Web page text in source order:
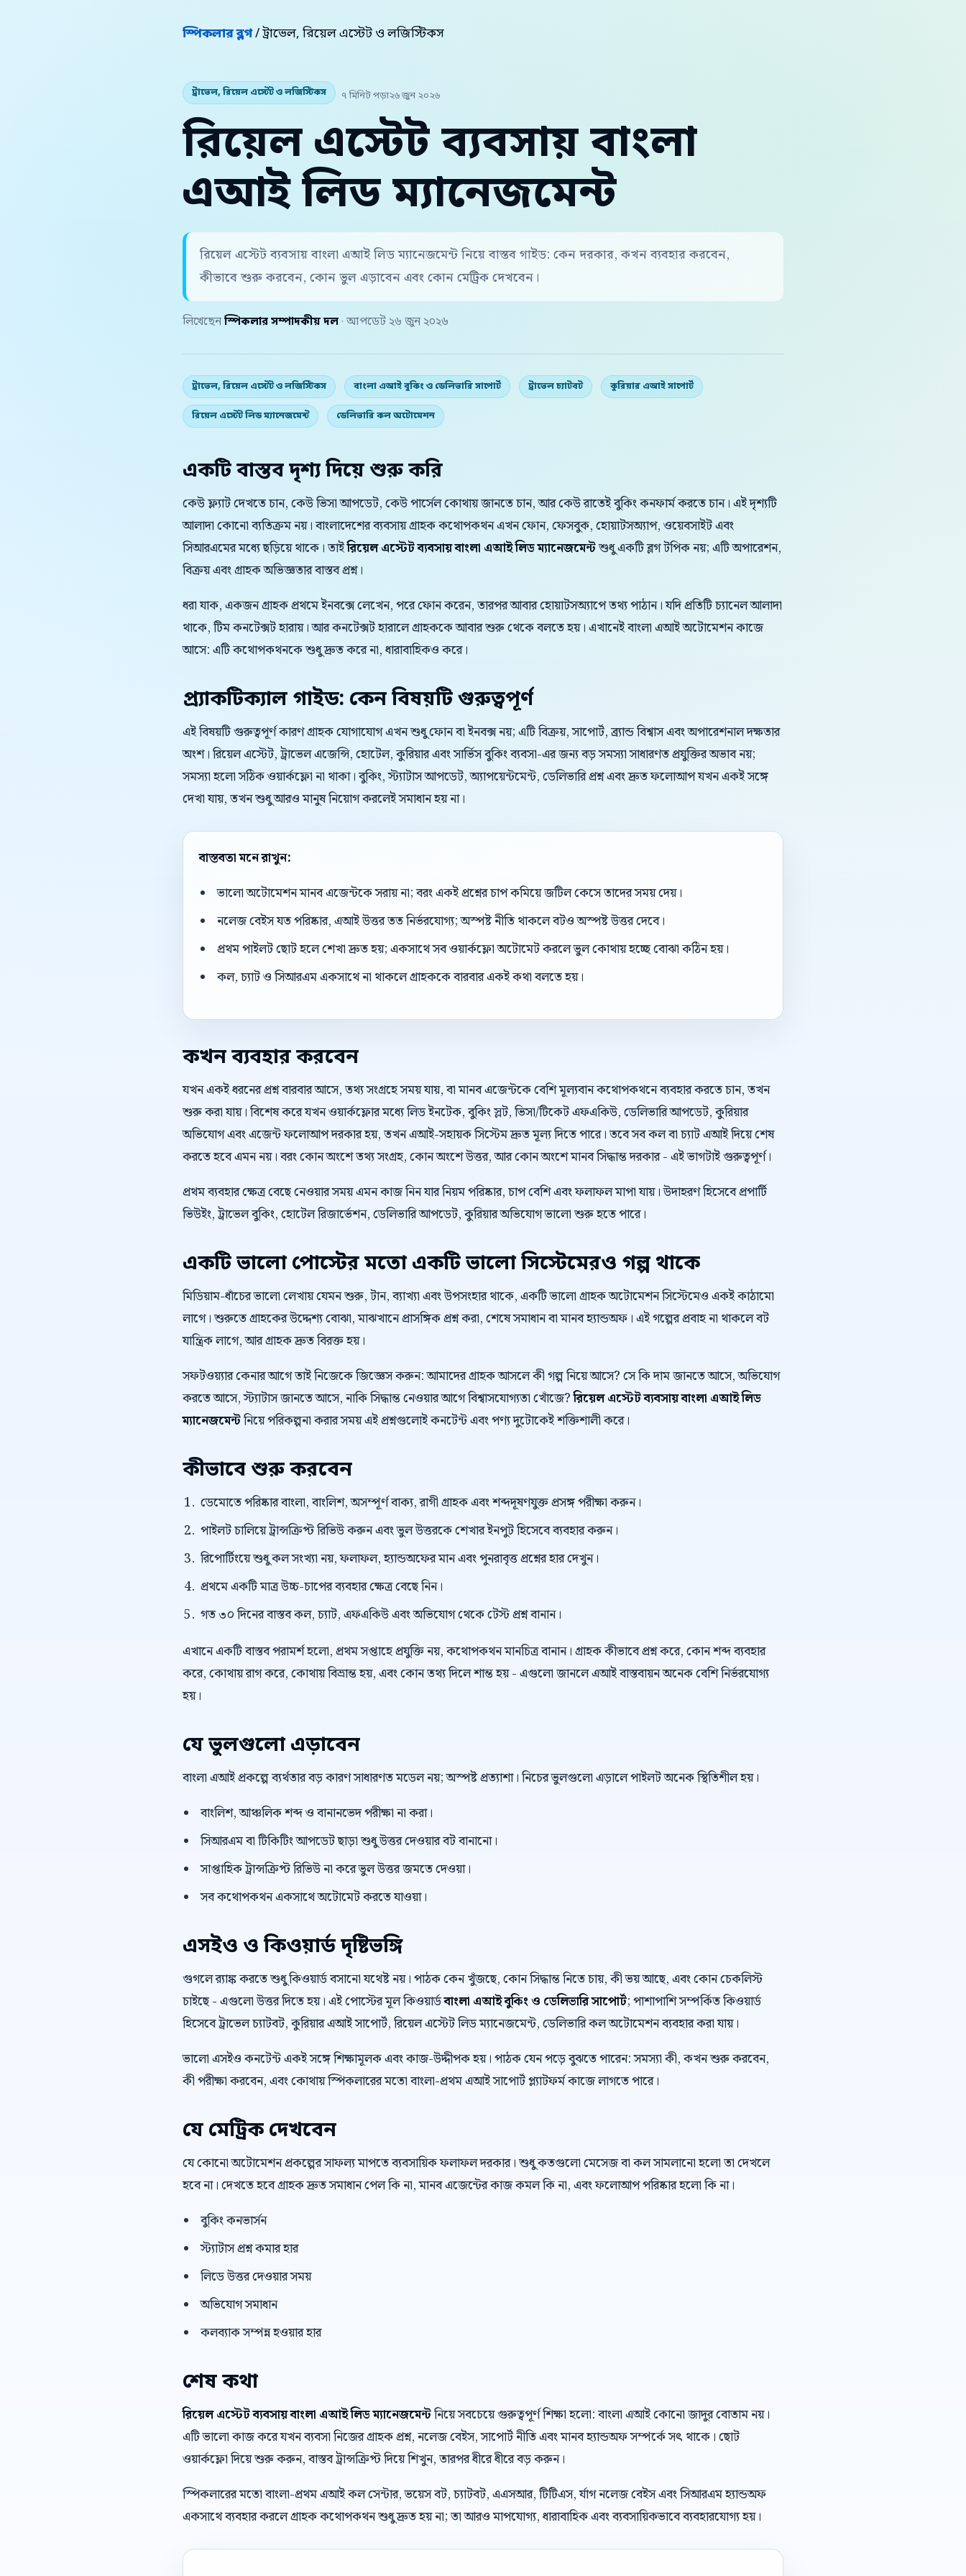
স্পিকলার ব্লগ/ ট্রাভেল, রিয়েল এস্টেট ও লজিস্টিকস
ট্রাভেল, রিয়েল এস্টেট ও লজিস্টিকস ৭ মিনিট পড়া২৬ জুন ২০২৬
রিয়েল এস্টেট ব্যবসায় বাংলা
এআই লিড ম্যানেজমেন্ট
রিয়েল এস্টেট ব্যবসায় বাংলা এআই লিড ম্যানেজমেন্ট নিয়ে বাস্তব গাইড: কেন দরকার, কখন ব্যবহার করবেন,
কীভাবে শুরু করবেন, কোন ভুল এড়াবেন এবং কোন মেট্রিক দেখবেন।
লিখেছেন স্পিকলার সম্পাদকীয় দল · আপডেট ২৬ জুন ২০২৬
ট্রাভেল, রিয়েল এস্টেট ও লজিস্টিকস বাংলা এআই বুকিং ও ডেলিভারি সাপোর্ট ট্রাভেল চ্যাটবট কুরিয়ার এআই সাপোর্ট
রিয়েল এস্টেট লিড ম্যানেজমেন্ট ডেলিভারি কল অটোমেশন
একটি বাস্তব দৃশ্য দিয়ে শুরু করি
কেউ ফ্ল্যাট দেখতে চান, কেউ ভিসা আপডেট, কেউ পার্সেল কোথায় জানতে চান, আর কেউ রাতেই বুকিং কনফার্ম করতে চান। এই দৃশ্যটি
আলাদা কোনো ব্যতিক্রম নয়। বাংলাদেশের ব্যবসায় গ্রাহক কথোপকথন এখন ফোন, ফেসবুক, হোয়াটসঅ্যাপ, ওয়েবসাইট এবং
সিআরএমের মধ্যে ছড়িয়ে থাকে। তাইরিয়েল এস্টেট ব্যবসায় বাংলা এআই লিড ম্যানেজমেন্টশুধু একটি ব্লগ টপিক নয়; এটি অপারেশন,
বিক্রয় এবং গ্রাহক অভিজ্ঞতার বাস্তব প্রশ্ন।
ধরা যাক, একজন গ্রাহক প্রথমে ইনবক্সে লেখেন, পরে ফোন করেন, তারপর আবার হোয়াটসঅ্যাপে তথ্য পাঠান। যদি প্রতিটি চ্যানেল আলাদা
থাকে, টিম কনটেক্সট হারায়। আর কনটেক্সট হারালে গ্রাহককে আবার শুরু থেকে বলতে হয়। এখানেই বাংলা এআই অটোমেশন কাজে
আসে: এটি কথোপকথনকে শুধু দ্রুত করে না, ধারাবাহিকও করে।
প্র্যাকটিক্যাল গাইড: কেন বিষয়টি গুরুত্বপূর্ণ
এই বিষয়টি গুরুত্বপূর্ণ কারণ গ্রাহক যোগাযোগ এখন শুধু ফোন বা ইনবক্স নয়; এটি বিক্রয়, সাপোর্ট, ব্র্যান্ড বিশ্বাস এবং অপারেশনাল দক্ষতার
অংশ। রিয়েল এস্টেট, ট্রাভেল এজেন্সি, হোটেল, কুরিয়ার এবং সার্ভিস বুকিং ব্যবসা-এর জন্য বড় সমস্যা সাধারণত প্রযুক্তির অভাব নয়;
সমস্যা হলো সঠিক ওয়ার্কফ্লো না থাকা। বুকিং, স্ট্যাটাস আপডেট, অ্যাপয়েন্টমেন্ট, ডেলিভারি প্রশ্ন এবং দ্রুত ফলোআপ যখন একই সঙ্গে
দেখা যায়, তখন শুধু আরও মানুষ নিয়োগ করলেই সমাধান হয় না।
বাস্তবতা মনে রাখুন:
ভালো অটোমেশন মানব এজেন্টকে সরায় না; বরং একই প্রশ্নের চাপ কমিয়ে জটিল কেসে তাদের সময় দেয়।
নলেজ বেইস যত পরিষ্কার, এআই উত্তর তত নির্ভরযোগ্য; অস্পষ্ট নীতি থাকলে বটও অস্পষ্ট উত্তর দেবে।
প্রথম পাইলট ছোট হলে শেখা দ্রুত হয়; একসাথে সব ওয়ার্কফ্লো অটোমেট করলে ভুল কোথায় হচ্ছে বোঝা কঠিন হয়।
কল, চ্যাট ও সিআরএম একসাথে না থাকলে গ্রাহককে বারবার একই কথা বলতে হয়।
কখন ব্যবহার করবেন
যখন একই ধরনের প্রশ্ন বারবার আসে, তথ্য সংগ্রহে সময় যায়, বা মানব এজেন্টকে বেশি মূল্যবান কথোপকথনে ব্যবহার করতে চান, তখন
শুরু করা যায়। বিশেষ করে যখন ওয়ার্কফ্লোর মধ্যে লিড ইনটেক, বুকিং স্লট, ভিসা/টিকেট এফএকিউ, ডেলিভারি আপডেট, কুরিয়ার
অভিযোগ এবং এজেন্ট ফলোআপ দরকার হয়, তখন এআই-সহায়ক সিস্টেম দ্রুত মূল্য দিতে পারে। তবে সব কল বা চ্যাট এআই দিয়ে শেষ
করতে হবে এমন নয়। বরং কোন অংশে তথ্য সংগ্রহ, কোন অংশে উত্তর, আর কোন অংশে মানব সিদ্ধান্ত দরকার - এই ভাগটাই গুরুত্বপূর্ণ।
প্রথম ব্যবহার ক্ষেত্র বেছে নেওয়ার সময় এমন কাজ নিন যার নিয়ম পরিষ্কার, চাপ বেশি এবং ফলাফল মাপা যায়। উদাহরণ হিসেবে প্রপার্টি
ভিউইং, ট্রাভেল বুকিং, হোটেল রিজার্ভেশন, ডেলিভারি আপডেট, কুরিয়ার অভিযোগ ভালো শুরু হতে পারে।
একটি ভালো পোস্টের মতো একটি ভালো সিস্টেমেরও গল্প থাকে
মিডিয়াম-ধাঁচের ভালো লেখায় যেমন শুরু, টান, ব্যাখ্যা এবং উপসংহার থাকে, একটি ভালো গ্রাহক অটোমেশন সিস্টেমেও একই কাঠামো
লাগে। শুরুতে গ্রাহকের উদ্দেশ্য বোঝা, মাঝখানে প্রাসঙ্গিক প্রশ্ন করা, শেষে সমাধান বা মানব হ্যান্ডঅফ। এই গল্পের প্রবাহ না থাকলে বট
যান্ত্রিক লাগে, আর গ্রাহক দ্রুত বিরক্ত হয়।
সফটওয়্যার কেনার আগে তাই নিজেকে জিজ্ঞেস করুন: আমাদের গ্রাহক আসলে কী গল্প নিয়ে আসে? সে কি দাম জানতে আসে, অভিযোগ
করতে আসে, স্ট্যাটাস জানতে আসে, নাকি সিদ্ধান্ত নেওয়ার আগে বিশ্বাসযোগ্যতা খোঁজে?রিয়েল এস্টেট ব্যবসায় বাংলা এআই লিড
ম্যানেজমেন্টনিয়ে পরিকল্পনা করার সময় এই প্রশ্নগুলোই কনটেন্ট এবং পণ্য দুটোকেই শক্তিশালী করে।
কীভাবে শুরু করবেন
ডেমোতে পরিষ্কার বাংলা, বাংলিশ, অসম্পূর্ণ বাক্য, রাগী গ্রাহক এবং শব্দদূষণযুক্ত প্রসঙ্গ পরীক্ষা করুন।
পাইলট চালিয়ে ট্রান্সক্রিপ্ট রিভিউ করুন এবং ভুল উত্তরকে শেখার ইনপুট হিসেবে ব্যবহার করুন।
রিপোর্টিংয়ে শুধু কল সংখ্যা নয়, ফলাফল, হ্যান্ডঅফের মান এবং পুনরাবৃত্ত প্রশ্নের হার দেখুন।
প্রথমে একটি মাত্র উচ্চ-চাপের ব্যবহার ক্ষেত্র বেছে নিন।
গত ৩০ দিনের বাস্তব কল, চ্যাট, এফএকিউ এবং অভিযোগ থেকে টেস্ট প্রশ্ন বানান।
এখানে একটি বাস্তব পরামর্শ হলো, প্রথম সপ্তাহে প্রযুক্তি নয়, কথোপকথন মানচিত্র বানান। গ্রাহক কীভাবে প্রশ্ন করে, কোন শব্দ ব্যবহার
করে, কোথায় রাগ করে, কোথায় বিভ্রান্ত হয়, এবং কোন তথ্য দিলে শান্ত হয় - এগুলো জানলে এআই বাস্তবায়ন অনেক বেশি নির্ভরযোগ্য
হয়।
যে ভুলগুলো এড়াবেন
বাংলা এআই প্রকল্পে ব্যর্থতার বড় কারণ সাধারণত মডেল নয়; অস্পষ্ট প্রত্যাশা। নিচের ভুলগুলো এড়ালে পাইলট অনেক স্থিতিশীল হয়।
বাংলিশ, আঞ্চলিক শব্দ ও বানানভেদ পরীক্ষা না করা।
সিআরএম বা টিকিটিং আপডেট ছাড়া শুধু উত্তর দেওয়ার বট বানানো।
সাপ্তাহিক ট্রান্সক্রিপ্ট রিভিউ না করে ভুল উত্তর জমতে দেওয়া।
সব কথোপকথন একসাথে অটোমেট করতে যাওয়া।
এসইও ও কিওয়ার্ড দৃষ্টিভঙ্গি
গুগলে র‍্যাঙ্ক করতে শুধু কিওয়ার্ড বসানো যথেষ্ট নয়। পাঠক কেন খুঁজছে, কোন সিদ্ধান্ত নিতে চায়, কী ভয় আছে, এবং কোন চেকলিস্ট
চাইছে - এগুলো উত্তর দিতে হয়। এই পোস্টের মূল কিওয়ার্ডবাংলা এআই বুকিং ও ডেলিভারি সাপোর্ট; পাশাপাশি সম্পর্কিত কিওয়ার্ড
হিসেবে ট্রাভেল চ্যাটবট, কুরিয়ার এআই সাপোর্ট, রিয়েল এস্টেট লিড ম্যানেজমেন্ট, ডেলিভারি কল অটোমেশন ব্যবহার করা যায়।
ভালো এসইও কনটেন্ট একই সঙ্গে শিক্ষামূলক এবং কাজ-উদ্দীপক হয়। পাঠক যেন পড়ে বুঝতে পারেন: সমস্যা কী, কখন শুরু করবেন,
কী পরীক্ষা করবেন, এবং কোথায় স্পিকলারের মতো বাংলা-প্রথম এআই সাপোর্ট প্ল্যাটফর্ম কাজে লাগতে পারে।
যে মেট্রিক দেখবেন
যে কোনো অটোমেশন প্রকল্পের সাফল্য মাপতে ব্যবসায়িক ফলাফল দরকার। শুধু কতগুলো মেসেজ বা কল সামলানো হলো তা দেখলে
হবে না। দেখতে হবে গ্রাহক দ্রুত সমাধান পেল কি না, মানব এজেন্টের কাজ কমল কি না, এবং ফলোআপ পরিষ্কার হলো কি না।
বুকিং কনভার্সন
স্ট্যাটাস প্রশ্ন কমার হার
লিডে উত্তর দেওয়ার সময়
অভিযোগ সমাধান
কলব্যাক সম্পন্ন হওয়ার হার
শেষ কথা
রিয়েল এস্টেট ব্যবসায় বাংলা এআই লিড ম্যানেজমেন্টনিয়ে সবচেয়ে গুরুত্বপূর্ণ শিক্ষা হলো: বাংলা এআই কোনো জাদুর বোতাম নয়।
এটি ভালো কাজ করে যখন ব্যবসা নিজের গ্রাহক প্রশ্ন, নলেজ বেইস, সাপোর্ট নীতি এবং মানব হ্যান্ডঅফ সম্পর্কে সৎ থাকে। ছোট
ওয়ার্কফ্লো দিয়ে শুরু করুন, বাস্তব ট্রান্সক্রিপ্ট দিয়ে শিখুন, তারপর ধীরে ধীরে বড় করুন।
স্পিকলারের মতো বাংলা-প্রথম এআই কল সেন্টার, ভয়েস বট, চ্যাটবট, এএসআর, টিটিএস, র্যাগ নলেজ বেইস এবং সিআরএম হ্যান্ডঅফ
একসাথে ব্যবহার করলে গ্রাহক কথোপকথন শুধু দ্রুত হয় না; তা আরও মাপযোগ্য, ধারাবাহিক এবং ব্যবসায়িকভাবে ব্যবহারযোগ্য হয়।